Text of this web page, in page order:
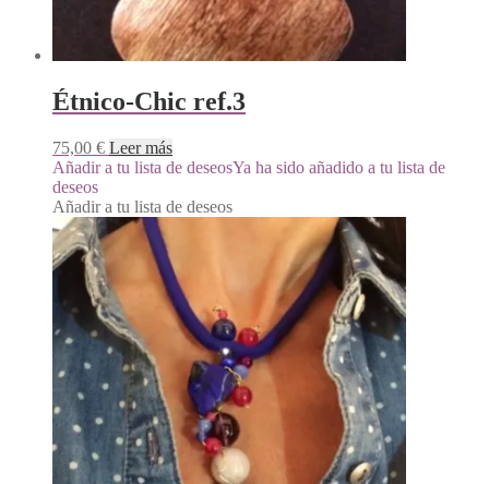
Étnico-Chic ref.3
75,00 € Leer más
Añadir a tu lista de deseosYa ha sido añadido a tu lista de
deseos
Añadir a tu lista de deseos